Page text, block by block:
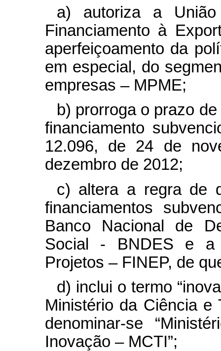
a) autoriza a
Financiamento à
aperfeiçoamento da
em especial, do
empresas – MPME;
b) prorroga o prazo
financiamento
12.096, de 24 de
dezembro de 2012;
c) altera a regra de
financiamentos
Banco Nacional de
Social - BNDES e a
Projetos – FINEP, de
d) inclui o termo
Ministério da Ciência e
denominar-se
Inovação – MCTI”;